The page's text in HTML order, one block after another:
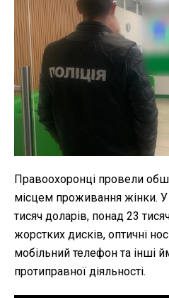
Правоохоронці провели
місцем проживання жінки. У
тисяч доларів, понад 23
жорстких дисків, оптичні
мобільний телефон та інші
протиправної діяльності.